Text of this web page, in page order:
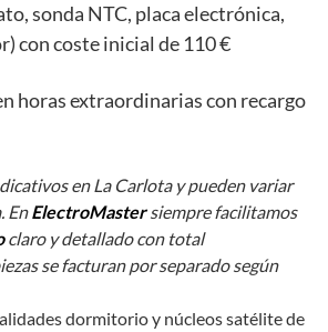
sonda NTC, placa electrónica,
con coste inicial de 110 €
horas extraordinarias con recargo
en La Carlota y pueden variar
EnElectroMastersiempre facilitamos
claro y detallado con total
se facturan por separado según
dormitorio y núcleos satélite de